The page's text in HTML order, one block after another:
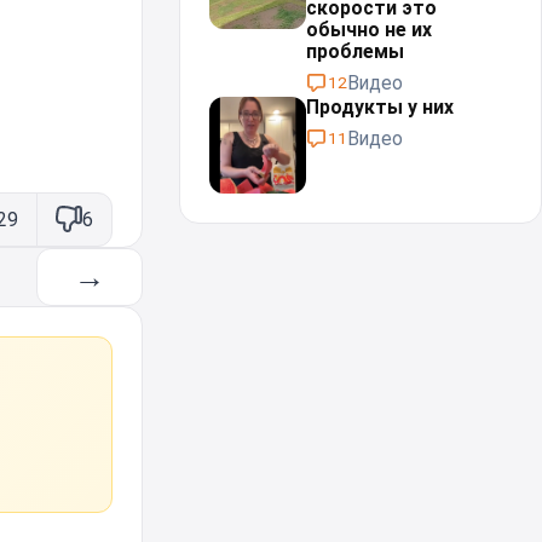
6
→
скорости это
обычно не их
проблемы⁠⁠
12Видео
Продукты у них
11 Видео